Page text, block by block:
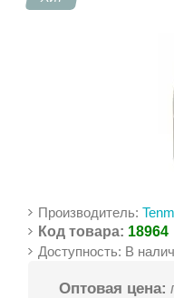
Производитель:
Код товара: 18964
Доступность: В
Оптовая цена: